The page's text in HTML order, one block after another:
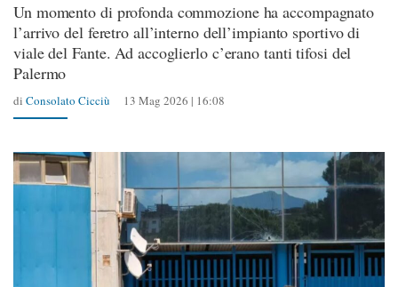
Un momento di profonda commozione ha accompagnato
l’arrivo del feretro all’interno dell’impianto sportivo di
viale del Fante. Ad accoglierlo c’erano tanti tifosi del
Palermo
di Consolato Cicciù 13 Mag 2026 | 16:08